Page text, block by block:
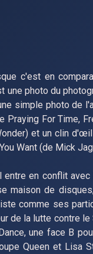
c'est en
une photo du
simple photo de
For Time,
et un clin
Want (de Mick
entre en conflit
maison de
comme ses
de la lutte contre
une face B
Queen et Lisa